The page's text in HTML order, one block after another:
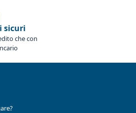
sicuri
che con